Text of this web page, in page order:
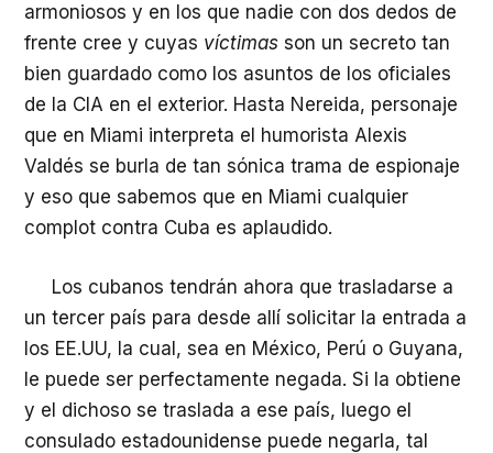
armoniosos y en los que nadie con dos dedos de
frente cree y cuyas víctimas son un secreto tan
bien guardado como los asuntos de los oficiales
de la CIA en el exterior. Hasta Nereida, personaje
que en Miami interpreta el humorista Alexis
Valdés se burla de tan sónica trama de espionaje
y eso que sabemos que en Miami cualquier
complot contra Cuba es aplaudido.
Los cubanos tendrán ahora que trasladarse a
un tercer país para desde allí solicitar la entrada a
los EE.UU, la cual, sea en México, Perú o Guyana,
le puede ser perfectamente negada. Si la obtiene
y el dichoso se traslada a ese país, luego el
consulado estadounidense puede negarla, tal